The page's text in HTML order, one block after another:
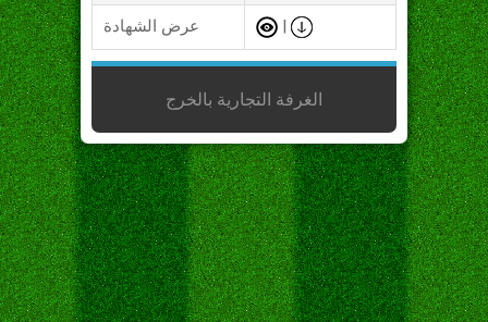
عرض الشهادة
الغرفة التجارية بالخرج